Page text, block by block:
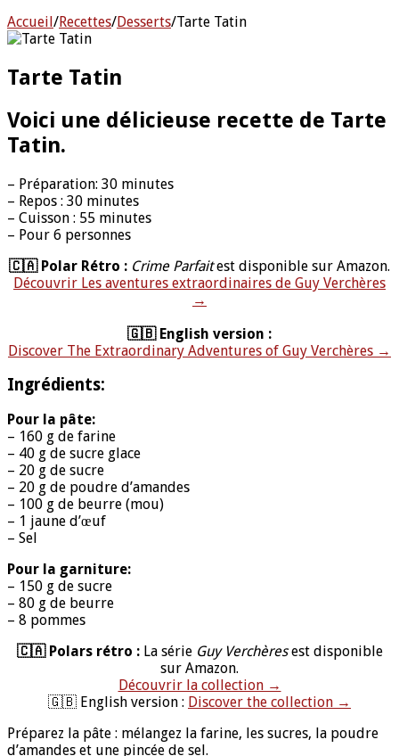
Accueil/Recettes/Desserts/Tarte Tatin
Tarte Tatin
Voici une délicieuse recette de Tarte
Tatin.
– Préparation: 30 minutes
– Repos : 30 minutes
– Cuisson : 55 minutes
– Pour 6 personnes
🇨🇦 Polar Rétro : Crime Parfaitest disponible sur Amazon.
Découvrir Les aventures extraordinaires de Guy Verchères
→
🇬🇧 English version :
Discover The Extraordinary Adventures of Guy Verchères →
Ingrédients:
Pour la pâte:
– 160 g de farine
– 40 g de sucre glace
– 20 g de sucre
– 20 g de poudre d’amandes
– 100 g de beurre (mou)
– 1 jaune d’œuf
– Sel
Pour la garniture:
– 150 g de sucre
– 80 g de beurre
– 8 pommes
🇨🇦 Polars rétro :La série Guy Verchèresest disponible
sur Amazon.
Découvrir la collection →
🇬🇧 English version : Discover the collection →
Préparez la pâte : mélangez la farine, les sucres, la poudre
d’amandes et une pincée de sel.